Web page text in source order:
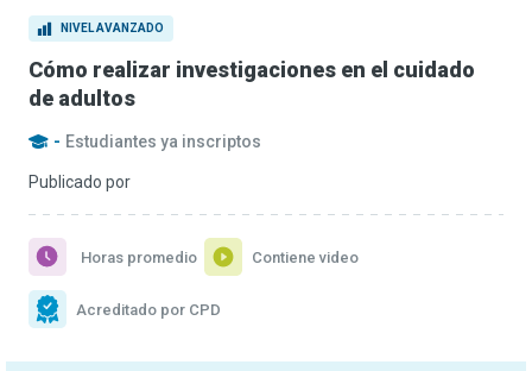
NIVEL AVANZADO
Cómo realizar investigaciones en el cuidado
de adultos
- Estudiantes ya inscriptos
Publicado por
Horas promedio Contiene video
Acreditado por CPD